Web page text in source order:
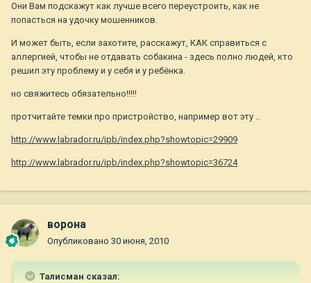
Они Вам подскажут как лучше всего переустроить, как не
попасться на удочку мошенников.
И может быть, если захотите, расскажут, КАК справиться с
аллергией, чтобы не отдавать собакина - здесь полно людей, кто
решил эту проблему и у себя и у ребёнка.
но свяжитесь обязательно!!!!!
протчитайте темки про пристройство, например вот эту ..
http://www.labrador.ru/ipb/index.php?showtopic=29909
http://www.labrador.ru/ipb/index.php?showtopic=36724
ворона
Опубликовано 30 июня, 2010
Талисман сказал: